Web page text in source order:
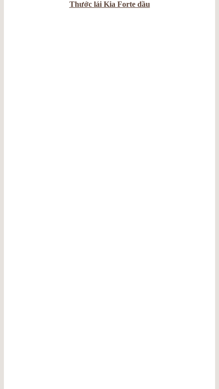
Thước lái Kia Forte dầu